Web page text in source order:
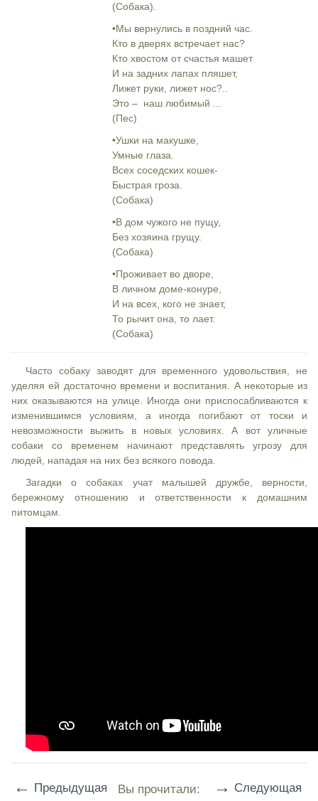
(Собака).
•Мы вернулись в поздний час.
Кто в дверях встречает нас?
Кто хвостом от счастья машет
И на задних лапах пляшет,
Лижет руки, лижет нос?..
Это – наш любимый ...
(Пес)
•Ушки на макушке,
Умные глаза.
Всех соседских кошек-
Быстрая гроза.
(Собака)
•В дом чужого не пущу,
Без хозяина грущу.
(Собака)
•Проживает во дворе,
В личном доме-конуре,
И на всех, кого не знает,
То рычит она, то лает.
(Собака)
Часто собаку заводят для временного удовольствия, не
уделяя ей достаточно времени и воспитания. А некоторые из
них оказываются на улице. Иногда они приспосабливаются к
изменившимся условиям, а иногда погибают от тоски и
невозможности выжить в новых условиях. А вот уличные
собаки со временем начинают представлять угрозу для
людей, нападая на них без всякого повода.
Загадки о собаках учат малышей дружбе, верности,
бережному отношению и ответственности к домашним
питомцам.
← Предыдущая Вы прочитали: → Следующая